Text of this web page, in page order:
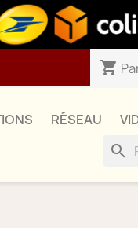
shopping_cart
RÉSEAU
search